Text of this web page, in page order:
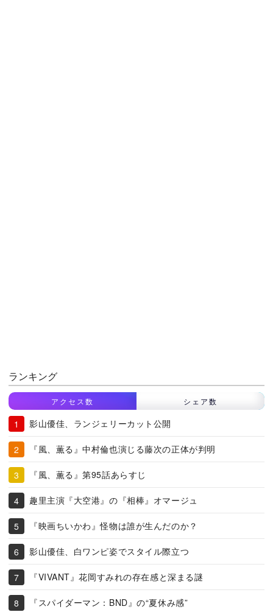
ランキング
アクセス数 シェア数
影山優佳、ランジェリーカット公開
『風、薫る』中村倫也演じる藤次の正体が判明
『風、薫る』第95話あらすじ
趣里主演『大空港』の『相棒』オマージュ
『映画ちいかわ』怪物は誰が生んだのか？
影山優佳、白ワンピ姿でスタイル際立つ
『VIVANT』花岡すみれの存在感と深まる謎
『スパイダーマン：BND』の“夏休み感”